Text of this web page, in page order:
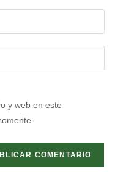
y web en este